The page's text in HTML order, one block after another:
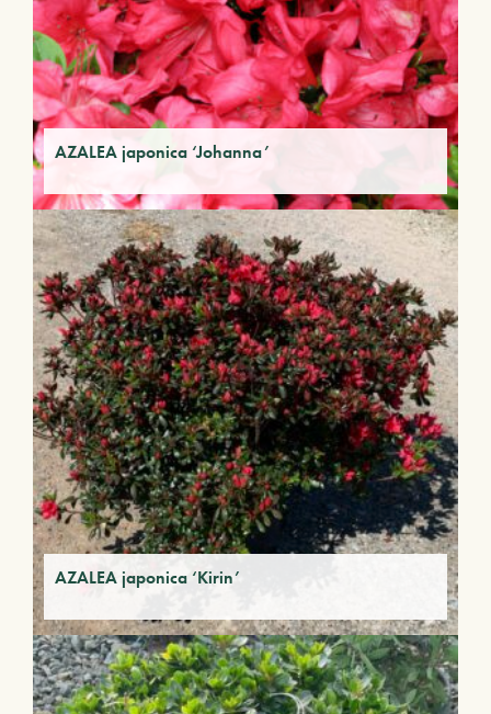
AZALEA japonica ‘Johanna’
AZALEA japonica ‘Kirin’